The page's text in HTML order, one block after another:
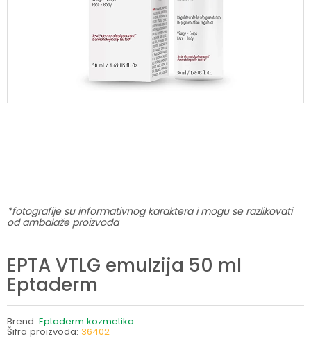
*fotografije su informativnog karaktera i mogu se razlikovati
od ambalaže proizvoda
EPTA VTLG emulzija 50 ml
Eptaderm
Brend: Eptaderm kozmetika
Šifra proizvoda: 36402